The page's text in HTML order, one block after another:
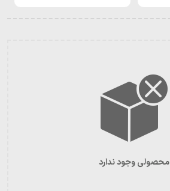
محصولی وجود ندارد